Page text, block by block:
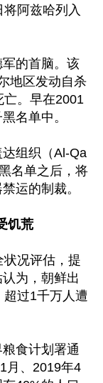
阿兹哈列入
的首脑。该
地区发动自杀
亡。早在2001
名单中。
组织（Al-Qa
名单之后，将
运的制裁。
饥荒
况评估，提
为，朝鲜出
过1千万人遭
食计划署通
月、2019年4